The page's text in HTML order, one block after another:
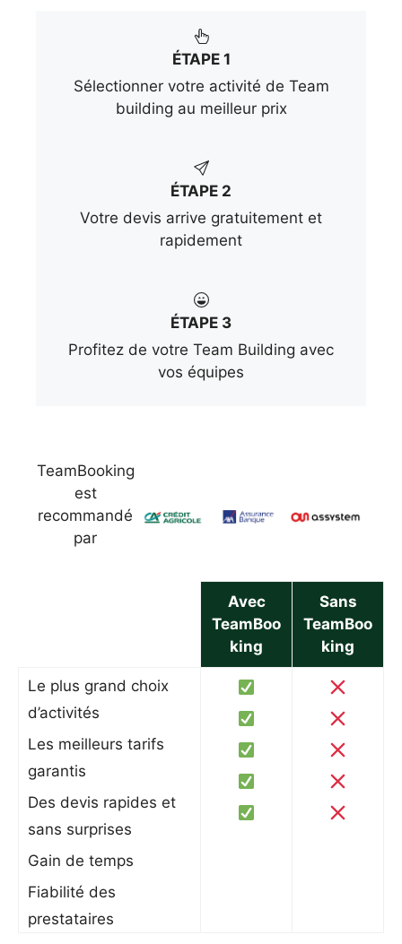
ÉTAPE 1
Sélectionner votre activité de Team
building au meilleur prix
ÉTAPE 2
Votre devis arrive gratuitement et
rapidement
ÉTAPE 3
Profitez de votre Team Building avec
vos équipes
TeamBooking
est
recommandé
par
Avec
TeamBoo
king
Sans
TeamBoo
king
Le plus grand choix
d’activités
Les meilleurs tarifs
garantis
Des devis rapides et
sans surprises
Gain de temps
Fiabilité des
prestataires